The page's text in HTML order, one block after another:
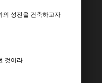
의 성전을 건축하고자
것이라